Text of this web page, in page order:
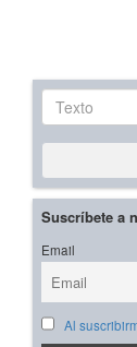
Texto
Suscríbete a
Email
Al